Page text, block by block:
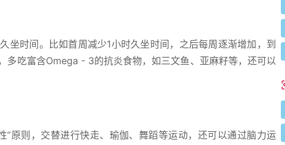
坐时间。比如首周减少1小时久坐时间，之后每周逐渐增加，到
多吃富含Omega - 3的抗炎食物，如三文鱼、亚麻籽等，还可以
”原则，交替进行快走、瑜伽、舞蹈等运动，还可以通过脑力运